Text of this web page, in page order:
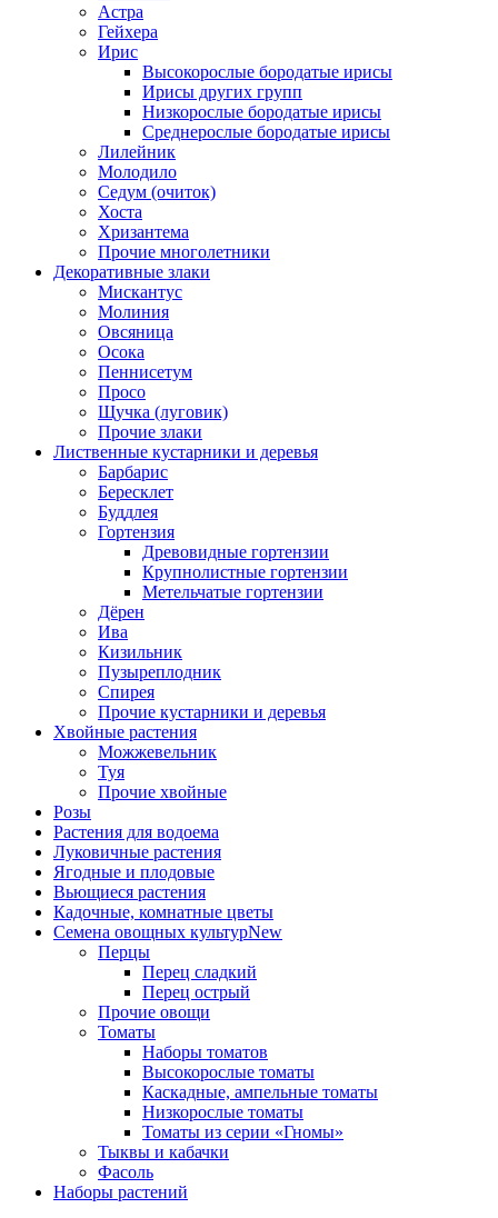
Астра
Гейхера
Ирис
Высокорослые бородатые ирисы
Ирисы других групп
Низкорослые бородатые ирисы
Среднерослые бородатые ирисы
Лилейник
Молодило
Седум (очиток)
Хоста
Хризантема
Прочие многолетники
Декоративные злаки
Мискантус
Молиния
Овсяница
Осока
Пеннисетум
Просо
Щучка (луговик)
Прочие злаки
Лиственные кустарники и деревья
Барбарис
Бересклет
Буддлея
Гортензия
Древовидные гортензии
Крупнолистные гортензии
Метельчатые гортензии
Дёрен
Ива
Кизильник
Пузыреплодник
Спирея
Прочие кустарники и деревья
Хвойные растения
Можжевельник
Туя
Прочие хвойные
Розы
Растения для водоема
Луковичные растения
Ягодные и плодовые
Вьющиеся растения
Кадочные, комнатные цветы
Семена овощных культурNew
Перцы
Перец сладкий
Перец острый
Прочие овощи
Томаты
Наборы томатов
Высокорослые томаты
Каскадные, ампельные томаты
Низкорослые томаты
Томаты из серии «Гномы»
Тыквы и кабачки
Фасоль
Наборы растений